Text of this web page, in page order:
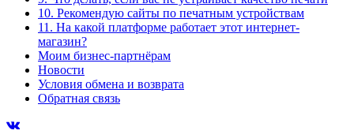
10. Рекомендую сайты по печатным устройствам
11. На какой платформе работает этот интернет-
магазин?
Моим бизнес-партнёрам
Новости
Условия обмена и возврата
Обратная связь